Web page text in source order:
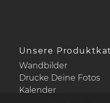
Unsere
Wandbilder
Drucke Deine Fotos
Kalender